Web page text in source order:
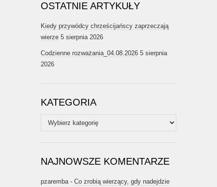
OSTATNIE ARTYKUŁY
Kiedy przywódcy chrześcijańscy zaprzeczają
wierze 5 sierpnia 2026
Codzienne rozważania_04.08.2026 5 sierpnia
2026
KATEGORIA
Kategoria
NAJNOWSZE KOMENTARZE
pzaremba- Co zrobią wierzący, gdy nadejdzie